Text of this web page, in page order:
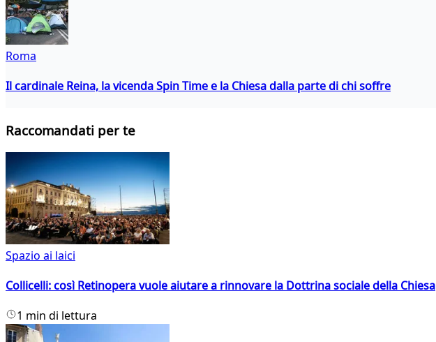
Roma
Il cardinale Reina, la vicenda Spin Time e la Chiesa dalla parte di chi soffre
Raccomandati per te
Spazio ai laici
Collicelli: così Retinopera vuole aiutare a rinnovare la Dottrina sociale della Chiesa
1 min di lettura